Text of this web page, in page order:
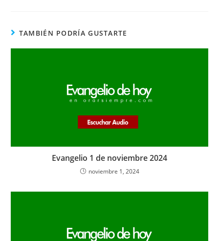
TAMBIÉN PODRÍA GUSTARTE
Evangelio 1 de noviembre 2024
noviembre 1, 2024